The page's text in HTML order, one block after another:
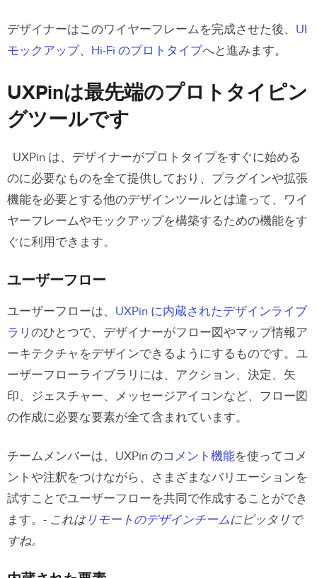
デザイナーはこのワイヤーフレームを完成させた後、 UI
モックアップ、 Hi-Fi のプロトタイプへと進みます。
UXPinは最先端のプロトタイピン
グツールです
UXPin は、デザイナーがプロトタイプをすぐに始める
のに必要なものを全て提供しており、プラグインや拡張
機能を必要とする他のデザインツールとは違って、ワイ
ヤーフレームやモックアップを構築するための機能をす
ぐに利用できます。
ユーザーフロー
ユーザーフローは、 UXPin に内蔵されたデザインライブ
ラリ のひとつで、デザイナーがフロー図やマップ情報ア
ーキテクチャをデザインできるようにするものです。ユ
ーザーフローライブラリには、アクション、決定、矢
印、ジェスチャー、メッセージアイコンなど、フロー図
の作成に必要な要素が全て含まれています。
チームメンバーは、UXPin のコメント機能を使ってコメ
ントや注釈をつけながら、さまざまなバリエーションを
試すことでユーザーフローを共同で作成することができ
ます。- これはリモートのデザインチームにピッタリで
すね。